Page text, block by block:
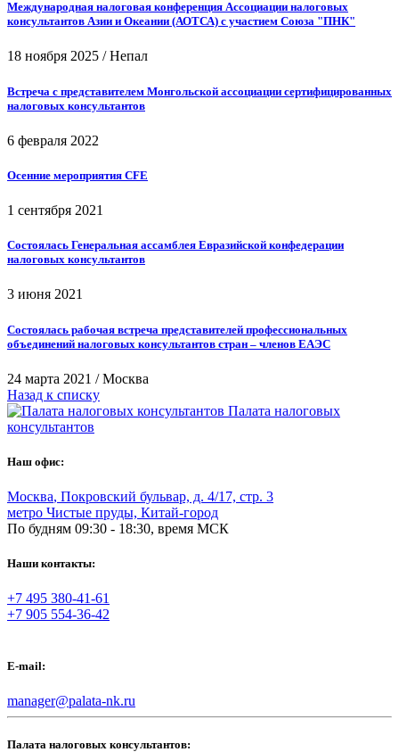
Международная налоговая конференция Ассоциации налоговых
консультантов Азии и Океании (АОТСА) с участием Союза "ПНК"
18 ноября 2025 /Непал
Встреча с представителем Монгольской ассоциации сертифицированных
налоговых консультантов
6 февраля 2022
Осенние мероприятия CFE
1 сентября 2021
Состоялась Генеральная ассамблея Евразийской конфедерации
налоговых консультантов
3 июня 2021
Состоялась рабочая встреча представителей профессиональных
объединений налоговых консультантов стран – членов ЕАЭС
24 марта 2021 /Москва
Назад к списку
Палата налоговых
консультантов
Наш офис:
Москва, Покровский бульвар, д. 4/17, стр. 3
метро Чистые пруды, Китай-город
По будням 09:30 - 18:30, время МСК
Наши контакты:
+7 495 380-41-61
+7 905 554-36-42
E-mail:
manager@palata-nk.ru
Палата налоговых консультантов: